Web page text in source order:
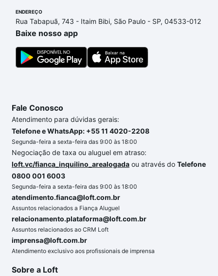
processo de compra, veja em nosso portal
custa comprar um apartamento e conte com a
gente para comprar o imóvel dos seus sonhos com
segurança e conforto. Loft, com você até as
chaves.
ENDEREÇO
Rua Tabapuã, 743 - Itaim Bibi, São Paulo - SP, 04533-012
Baixe nosso app
Fale Conosco
Atendimento para dúvidas gerais:
Telefone e WhatsApp: +55 11 4020-2208
Segunda-feira a sexta-feira das 9:00 às 18:00
Negociação de taxa ou aluguel em atraso:
loft.vc/fianca_inquilino_arealogada ou através do Telefone
0800 001 6003
Segunda-feira a sexta-feira das 9:00 às 18:00
atendimento.fianca@loft.com.br
Assuntos relacionados a Fiança Aluguel
relacionamento.plataforma@loft.com.br
Assuntos relacionados ao CRM Loft
imprensa@loft.com.br
Atendimento exclusivo aos profissionais de imprensa
Sobre a Loft